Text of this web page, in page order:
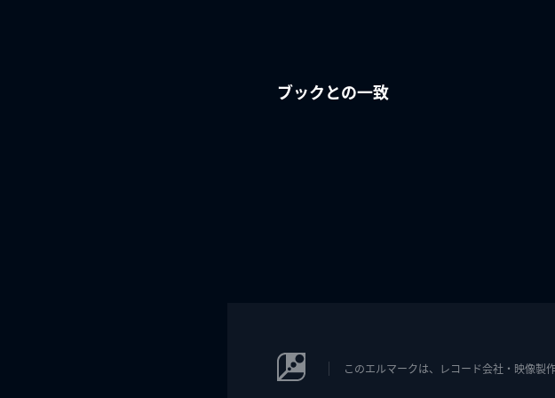
ブックとの一致
このエルマークは、レコード会社・映像製